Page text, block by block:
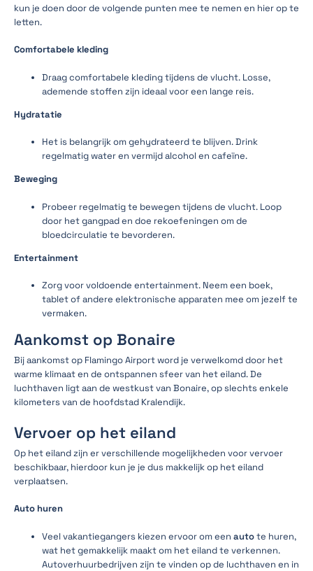
kun je doen door de volgende punten mee te nemen en hier op te
letten.
Comfortabele kleding
Draag comfortabele kleding tijdens de vlucht. Losse,
ademende stoffen zijn ideaal voor een lange reis.
Hydratatie
Het is belangrijk om gehydrateerd te blijven. Drink
regelmatig water en vermijd alcohol en cafeïne.
Beweging
Probeer regelmatig te bewegen tijdens de vlucht. Loop
door het gangpad en doe rekoefeningen om de
bloedcirculatie te bevorderen.
Entertainment
Zorg voor voldoende entertainment. Neem een boek,
tablet of andere elektronische apparaten mee om jezelf te
vermaken.
Aankomst op Bonaire
Bij aankomst op Flamingo Airport word je verwelkomd door het
warme klimaat en de ontspannen sfeer van het eiland. De
luchthaven ligt aan de westkust van Bonaire, op slechts enkele
kilometers van de hoofdstad Kralendijk.
Vervoer op het eiland
Op het eiland zijn er verschillende mogelijkheden voor vervoer
beschikbaar, hierdoor kun je je dus makkelijk op het eiland
verplaatsen.
Auto huren
Veel vakantiegangers kiezen ervoor om een autote huren,
wat het gemakkelijk maakt om het eiland te verkennen.
Autoverhuurbedrijven zijn te vinden op de luchthaven en in